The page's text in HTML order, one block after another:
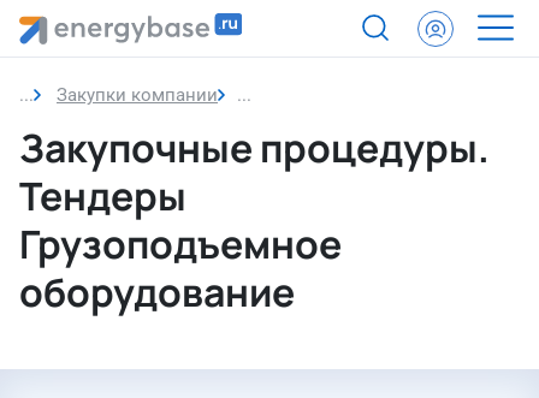
Закупки компании Грузоподъемное оборудование
Закупочные процедуры.
Тендеры
Грузоподъемное
оборудование